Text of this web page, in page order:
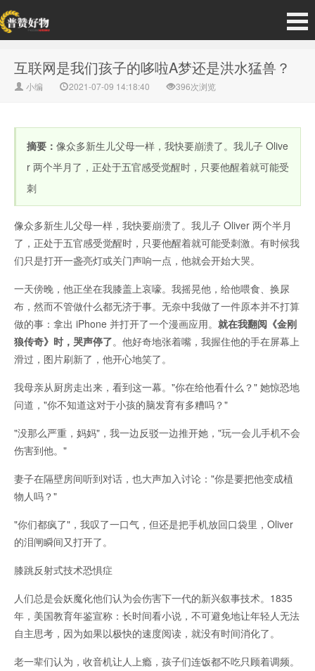
互联网是我们孩子的哆啦A梦还是洪水猛兽？
小编 2021-07-09 14:18:40 396次浏览
摘要： 像众多新生儿父母一样，我快要崩溃了。我儿子 Olive
r 两个半月了，正处于五官感受觉醒时，只要他醒着就可能受
刺
像众多新生儿父母一样，我快要崩溃了。我儿子 Oliver 两个半月
了，正处于五官感受觉醒时，只要他醒着就可能受刺激。有时候我
们只是打开一盏亮灯或关门声响一点，他就会开始大哭。
一天傍晚，他正坐在我膝盖上哀嚎。我摇晃他，给他喂食、换尿
布，然而不管做什么都无济于事。无奈中我做了一件原本并不打算
做的事：拿出 iPhone 并打开了一个漫画应用。 就在我翻阅《金刚
狼传奇》时，哭声停了。他好奇地张着嘴，我握住他的手在屏幕上
滑过，图片刷新了，他开心地笑了。
我母亲从厨房走出来，看到这一幕。"你在给他看什么？" 她惊恐地
问道，"你不知道这对于小孩的脑发育有多糟吗？"
"没那么严重，妈妈"，我一边反驳一边推开她，"玩一会儿手机不会
伤害到他。"
妻子在隔壁房间听到对话，也大声加入讨论："你是要把他变成植
物人吗？"
"你们都疯了"，我叹了一口气，但还是把手机放回口袋里，Oliver
的泪闸瞬间又打开了。
膝跳反射式技术恐惧症
人们总是会妖魔化他们认为会伤害下一代的新兴叙事技术。1835
年，美国教育年鉴宣称：长时间看小说，不可避免地让年轻人无法
自主思考，因为如果以极快的速度阅读，就没有时间消化了。
老一辈们认为，收音机让人上瘾，孩子们连饭都不吃只顾着调频。